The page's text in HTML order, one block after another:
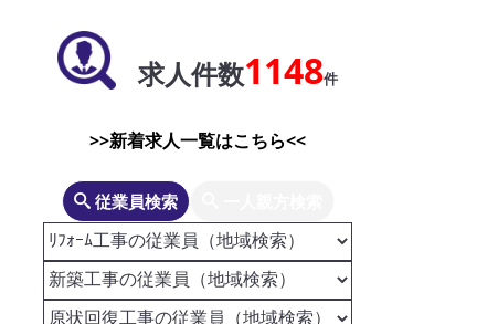
求人件数1148件
>>新着求人一覧はこちら<<
従業員検索